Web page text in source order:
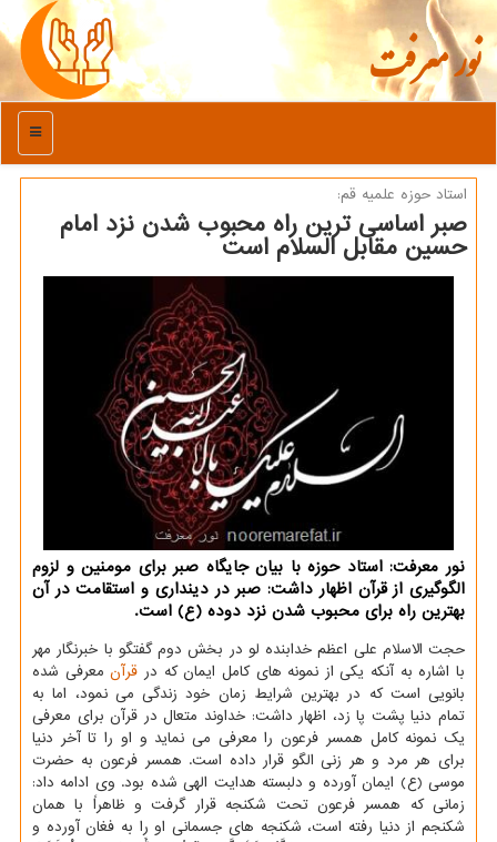
نور معرفت
منو
استاد حوزه علمیه قم:
صبر اساسی ترین راه محبوب شدن نزد امام
حسین مقابل السلام است
نور معرفت: استاد حوزه با بیان جایگاه صبر برای مومنین و لزوم
الگوگیری از قرآن اظهار داشت: صبر در دینداری و استقامت در آن
بهترین راه برای محبوب شدن نزد دوده (ع) است.
حجت الاسلام علی اعظم خدابنده لو در بخش دوم گفتگو با خبرنگار مهر
با اشاره به آنکه یکی از نمونه های کامل ایمان که در قرآنمعرفی شده
بانویی است که در بهترین شرایط زمان خود زندگی می نمود، اما به
تمام دنیا پشت پا زد، اظهار داشت: خداوند متعال در قرآن برای معرفی
یک نمونه کامل همسر فرعون را معرفی می نماید و او را تا آخر دنیا
برای هر مرد و هر زنی الگو قرار داده است. همسر فرعون به حضرت
موسی (ع) ایمان آورده و دلبسته هدایت الهی شده بود. وی ادامه داد:
زمانی که همسر فرعون تحت شکنجه قرار گرفت و ظاهراً با همان
شکنجم از دنیا رفته است، شکنجه های جسمانی او را به فغان آورده و